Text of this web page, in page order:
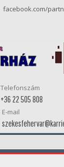
facebook.com/
Telefonszám
+36 22 505 808
E-mail